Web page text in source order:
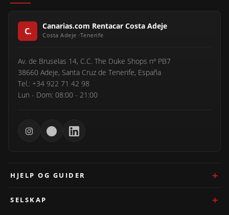
Canarias.com Rentacar Costa Adeje
Av. de Bruselas 14, C.C. The Duke Shops nº PB7
38660 Adeje, Santa Cruz de Tenerife, España
Tel.: +34 922 71 42 98
Lun - Dom: 08:00 - 21:00
HJELP OG GUIDER
SELSKAP